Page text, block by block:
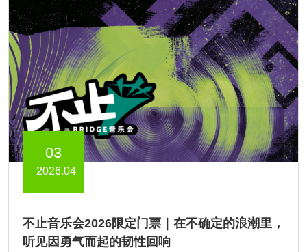
03
2026.04
不止音乐会2026限定门票｜在不确定的浪潮里，
听见因勇气而起的韧性回响